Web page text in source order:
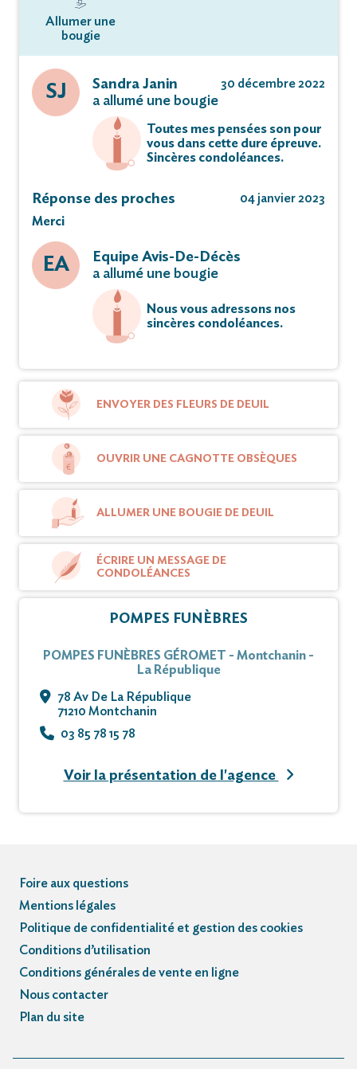
Allumer une
bougie
SJ
Sandra Janin
a allumé une bougie
30 décembre 2022
Toutes mes pensées son pour
vous dans cette dure épreuve.
Sincères condoléances.
Réponse des proches
04 janvier 2023
Merci
EA
Equipe Avis-De-Décès
a allumé une bougie
Nous vous adressons nos
sincères condoléances.
ENVOYER DES FLEURS DE DEUIL
OUVRIR UNE CAGNOTTE OBSÈQUES
ALLUMER UNE BOUGIE DE DEUIL
ÉCRIRE UN MESSAGE DE
CONDOLÉANCES
POMPES FUNÈBRES
POMPES FUNÈBRES GÉROMET - Montchanin -
La République
78 Av De La République
71210 Montchanin
03 85 78 15 78
Voir la présentation de l'agence
Foire aux questions
Mentions légales
Politique de confidentialité et gestion des cookies
Conditions d’utilisation
Conditions générales de vente en ligne
Nous contacter
Plan du site